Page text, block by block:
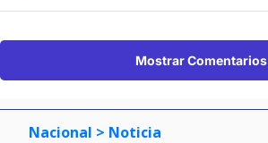
Mostrar Comentarios
Nacional > Noticia